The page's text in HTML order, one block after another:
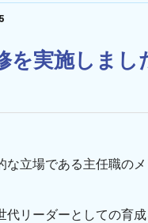
を実施しまし
な立場である主任職の
代リーダーとしての育